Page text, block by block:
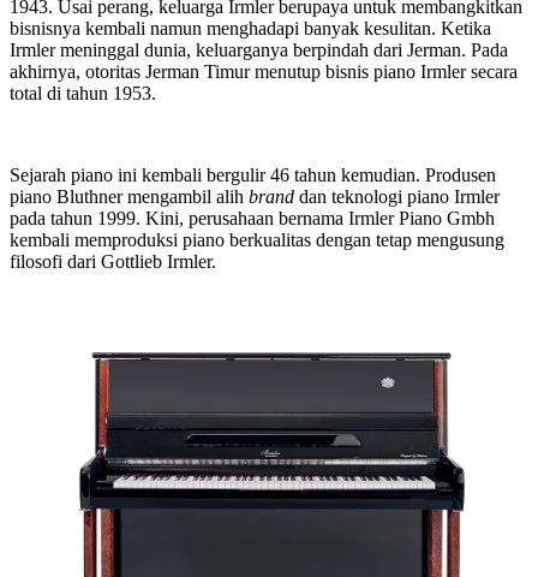
1943. Usai perang, keluarga Irmler berupaya untuk membangkitkan
bisnisnya kembali namun menghadapi banyak kesulitan. Ketika
Irmler meninggal dunia, keluarganya berpindah dari Jerman. Pada
akhirnya, otoritas Jerman Timur menutup bisnis piano Irmler secara
total di tahun 1953.
Sejarah piano ini kembali bergulir 46 tahun kemudian. Produsen
piano Bluthner mengambil alih brand dan teknologi piano Irmler
pada tahun 1999. Kini, perusahaan bernama Irmler Piano Gmbh
kembali memproduksi piano berkualitas dengan tetap mengusung
filosofi dari Gottlieb Irmler.